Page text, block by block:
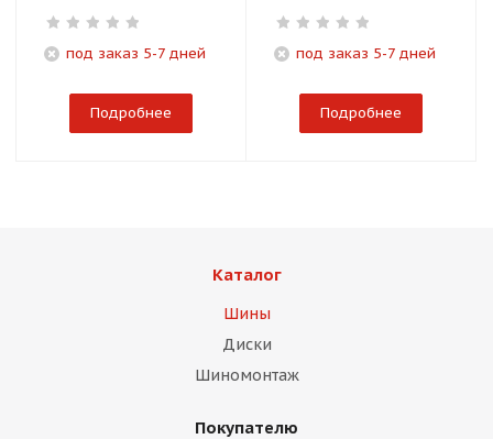
под заказ 5-7 дней
Подробнее
под заказ 5-7 дней
Подробнее
Каталог
Шины
Диски
Шиномонтаж
Покупателю